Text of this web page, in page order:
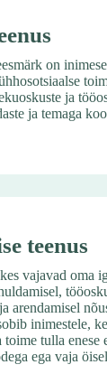
on
ja
ja temaga
teenus
vajavad oma
arendamisel
inimestele,
tulla enese
ega vaja